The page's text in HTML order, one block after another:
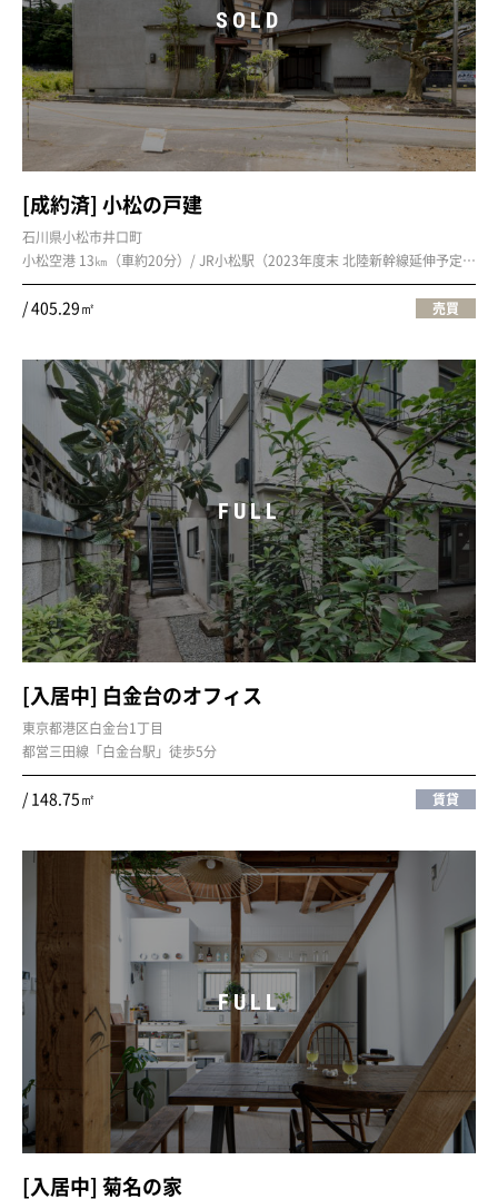
SOLD
[成約済] 小松の戸建
石川県小松市井口町
小松空港 13㎞（車約20分）/ JR小松駅（2023年度末 北陸新幹線延伸予定） 10㎞（車約17分）
/ 405.29㎡ 売買
FULL
[入居中] 白金台のオフィス
東京都港区白金台1丁目
都営三田線「白金台駅」徒歩5分
/ 148.75㎡ 賃貸
FULL
[入居中] 菊名の家